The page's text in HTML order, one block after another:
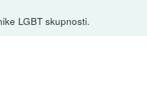
LGBT skupnosti.